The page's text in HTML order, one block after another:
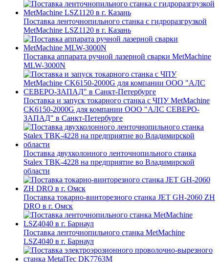
Поставка ленточнопильного станка c гидроразгрузкой
MetMachine LSZ1120 в г. Казань
Поставка аппарата ручной лазерной сварки MetMachine
MLW-3000N
Поставка и запуск токарного станка с ЧПУ MetMachine
CK6150-2000G для компании ООО "АЛС СЕВЕРО-
ЗАПАД" в Санкт-Петербурге
Поставка двухколонного ленточнопильного станка
Stalex TBK-4228 на предприятие во Владимирской
области
Поставка токарно-винторезного станка JET GH-2060 ZH
DRO в г. Омск
Поставка ленточнопильного станка MetMachine
LSZ4040 в г. Барнаул